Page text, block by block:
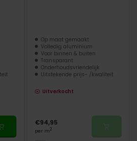
Op maat gemaakt
Volledig aluminium
Voor binnen & buiten
Transparant
Onderhoudsvriendelijk
Uitstekende prijs- /kwaliteit
Uitverkocht
€94,95
per m2